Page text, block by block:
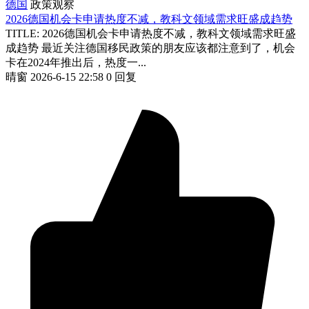
德国 政策观察
2026德国机会卡申请热度不减，教科文领域需求旺盛成趋势
TITLE: 2026德国机会卡申请热度不减，教科文领域需求旺盛
成趋势 最近关注德国移民政策的朋友应该都注意到了，机会
卡在2024年推出后，热度一...
晴窗 2026-6-15 22:58 0 回复